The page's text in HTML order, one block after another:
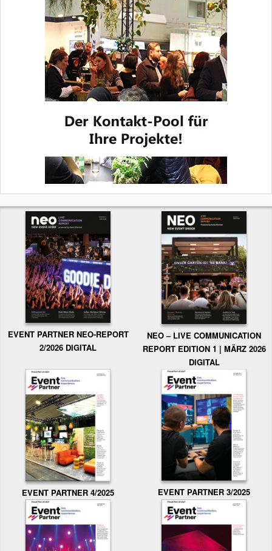
EVENT PARTNER NEO-REPORT
2/2026 DIGITAL
NEO – LIVE COMMUNICATION
REPORT EDITION 1 | MÄRZ 2026
DIGITAL
EVENT PARTNER 4/2025 EVENT PARTNER 3/2025